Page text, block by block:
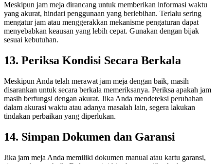
Meskipun jam meja dirancang untuk memberikan informasi waktu
yang akurat, hindari penggunaan yang berlebihan. Terlalu sering
mengatur jam atau menggerakkan mekanisme pengaturan dapat
menyebabkan keausan yang lebih cepat. Gunakan dengan bijak
sesuai kebutuhan.
13. Periksa Kondisi Secara Berkala
Meskipun Anda telah merawat jam meja dengan baik, masih
disarankan untuk secara berkala memeriksanya. Periksa apakah jam
masih berfungsi dengan akurat. Jika Anda mendeteksi perubahan
dalam akurasi waktu atau adanya masalah lain, segera lakukan
tindakan perbaikan yang diperlukan.
14. Simpan Dokumen dan Garansi
Jika jam meja Anda memiliki dokumen manual atau kartu garansi,